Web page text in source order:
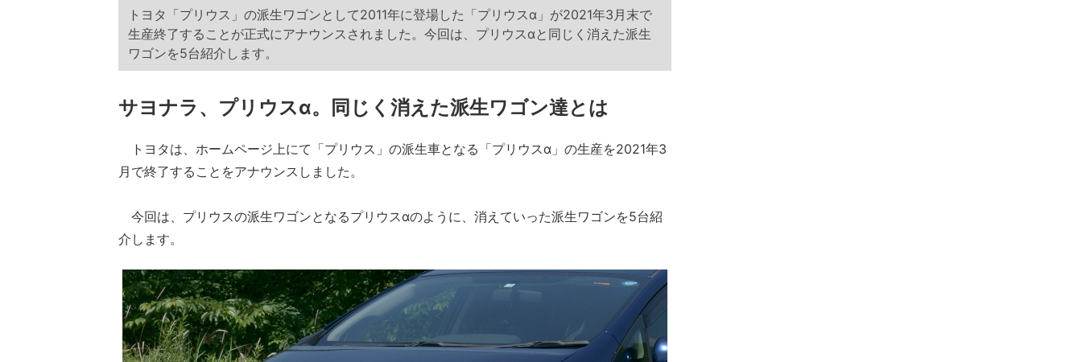
トヨタ「プリウス」の派生ワゴンとして2011年に登場した「プリウスα」が2021年3月末で
生産終了することが正式にアナウンスされました。今回は、プリウスαと同じく消えた派生
ワゴンを5台紹介します。
サヨナラ、プリウスα。同じく消えた派生ワゴン達とは
トヨタは、ホームページ上にて「プリウス」の派生車となる「プリウスα」の生産を2021年3
月で終了することをアナウンスしました。
今回は、プリウスの派生ワゴンとなるプリウスαのように、消えていった派生ワゴンを5台紹
介します。